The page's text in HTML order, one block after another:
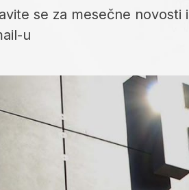
se za mesečne
u